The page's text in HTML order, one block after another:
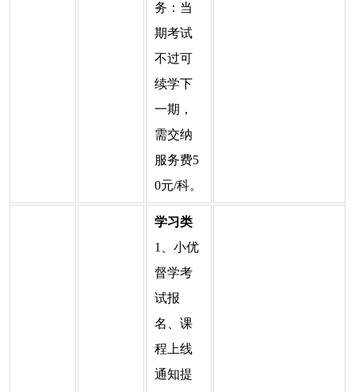
务：当
期考试
不过可
续学下
一期，
需交纳
服务费5
0元/科。
学习类
1、小优
督学考
试报
名、课
程上线
通知提